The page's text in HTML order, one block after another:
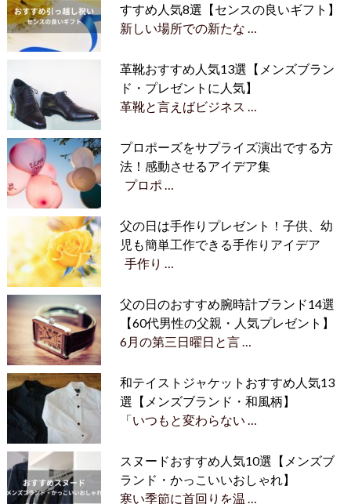
すすめ人気8選【センスの良いギフト】
新しい場所での新たな …
革靴おすすめ人気13選【メンズブラン
ド・プレゼントに人気】
革靴と言えばビジネス …
プロポーズをサプライズ演出でする方
法！感動させるアイデア集
プロポ …
父の日は手作りプレゼント！子供、幼
児も簡単工作できる手作りアイデア
手作り …
父の日のおすすめ腕時計ブランド14選
【60代男性の父親・人気プレゼント】
6月の第三日曜日と言 …
和テイストジャケットおすすめ人気13
選【メンズブランド・和風柄】
「いつもと変わらない …
スヌードおすすめ人気10選【メンズブ
ランド・かっこいいおしゃれ】
寒い季節に首回りを温 …